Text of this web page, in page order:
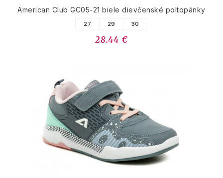
American Club GC05-21 biele dievčenské poltopánky
27 29 30
28.44 €